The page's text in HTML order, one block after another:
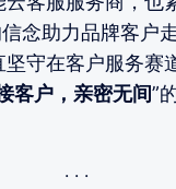
念助力品牌客户
守在客户服务赛
客户，亲密无间”